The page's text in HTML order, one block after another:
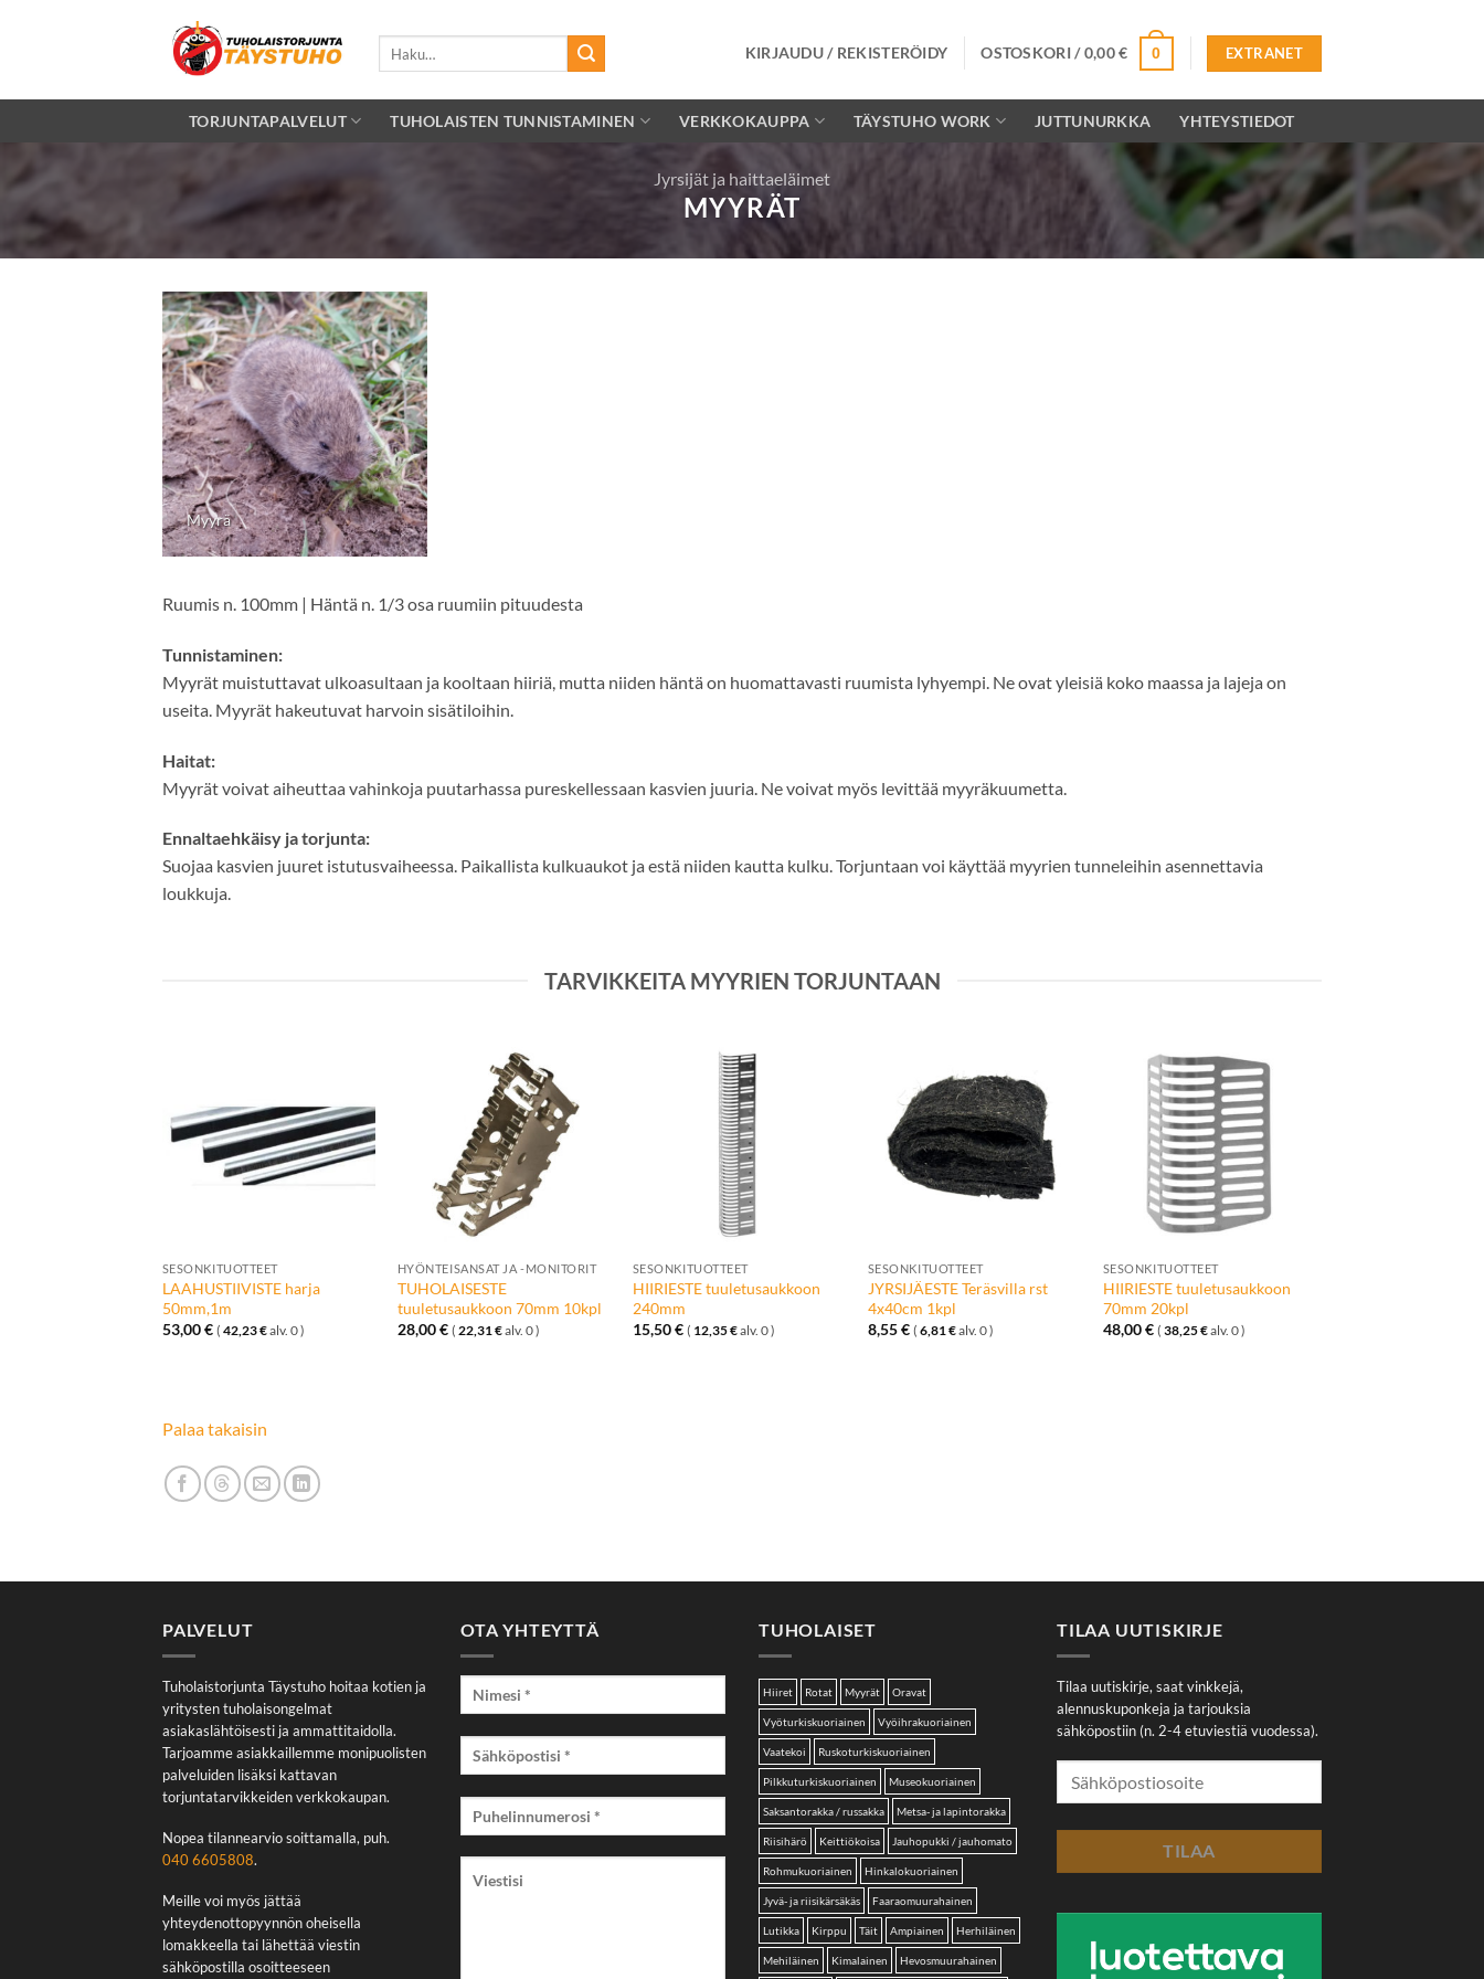
KIRJAUDU / REKISTERÖIDY OSTOSKORI /0,00€ 0 EXTRANET
TORJUNTAPALVELUT TUHOLAISTEN TUNNISTAMINEN VERKKOKAUPPA TÄYSTUHO WORK JUTTUNURKKA YHTEYSTIEDOT
Jyrsijät ja haittaeläimet
MYYRÄT
Myyrä
Ruumis n. 100mm | Häntä n. 1/3 osa ruumiin pituudesta
Tunnistaminen:
Myyrät muistuttavat ulkoasultaan ja kooltaan hiiriä, mutta niiden häntä on huomattavasti ruumista lyhyempi. Ne ovat yleisiä koko maassa ja lajeja on
useita. Myyrät hakeutuvat harvoin sisätiloihin.
Haitat:
Myyrät voivat aiheuttaa vahinkoja puutarhassa pureskellessaan kasvien juuria. Ne voivat myös levittää myyräkuumetta.
Ennaltaehkäisy ja torjunta:
Suojaa kasvien juuret istutusvaiheessa. Paikallista kulkuaukot ja estä niiden kautta kulku. Torjuntaan voi käyttää myyrien tunneleihin asennettavia
loukkuja.
TARVIKKEITA MYYRIEN TORJUNTAAN
toivelistalle
SESONKITUOTTEET
LAAHUSTIIVISTE harja
50mm,1m
53,00€ ( 42,23€alv. 0 )
Lisää
toivelistalle
HYÖNTEISANSAT JA -MONITORIT
TUHOLAISESTE
tuuletusaukkoon 70mm 10kpl
28,00€ ( 22,31 €alv. 0 )
SESONKITUOTTEET
HIIRIESTE tuuletusaukkoon
240mm
15,50€ ( 12,35€alv. 0 )
Lisää
toivelistalle
SESONKITUOTTEET
JYRSIJÄESTE Teräsvilla rst
4x40cm 1kpl
8,55€ ( 6,81 €alv. 0 )
Lisää
toivelistalle
SESONKITUOTTEET
HIIRIESTE tuuletusaukkoon
70mm 20kpl
48,00€ ( 38,25€alv. 0 )
Palaa takaisin
PALVELUT
Tuholaistorjunta Täystuho hoitaa kotien ja
yritysten tuholaisongelmat
asiakaslähtöisesti ja ammattitaidolla.
Tarjoamme asiakkaillemme monipuolisten
palveluiden lisäksi kattavan
torjuntatarvikkeiden verkkokaupan.
Nopea tilannearvio soittamalla, puh.
040 6605808.
Meille voi myös jättää
yhteydenottopyynnön oheisella
lomakkeella tai lähettää viestin
sähköpostilla osoitteeseen
OTA YHTEYTTÄ TUHOLAISET
Hiiret Rotat Myyrät Oravat
Vyöturkiskuoriainen Vyöihrakuoriainen
Vaatekoi Ruskoturkiskuoriainen
Pilkkuturkiskuoriainen Museokuoriainen
Saksantorakka / russakka Metsa- ja lapintorakka
Riisihärö Keittiökoisa Jauhopukki / jauhomato
Rohmukuoriainen Hinkalokuoriainen
Jyvä- ja riisikärsäkäs Faaraomuurahainen
Lutikka Kirppu Täit Ampiainen Herhiläinen
Mehiläinen Kimalainen Hevosmuurahainen
TILAA UUTISKIRJE
Tilaa uutiskirje, saat vinkkejä,
alennuskuponkeja ja tarjouksia
sähköpostiin (n. 2-4 etuviestiä vuodessa).